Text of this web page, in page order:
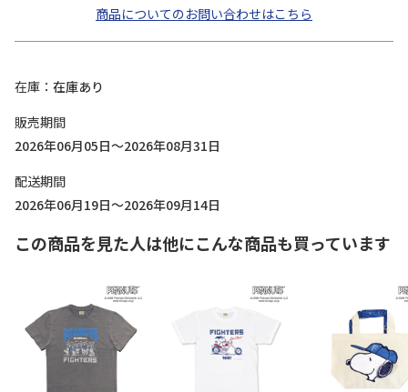
商品についてのお問い合わせはこちら
在庫
在庫あり
販売期間
2026年06月05日～2026年08月31日
配送期間
2026年06月19日～2026年09月14日
この商品を見た人は他にこんな商品も買っています